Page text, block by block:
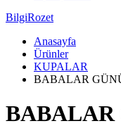
BilgiRozet
Anasayfa
Ürünler
KUPALAR
BABALAR
BABALAR